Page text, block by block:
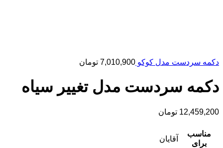
دکمه سردست مدل کوکو 7,010,900 تومان
دکمه سردست مدل تغییر سیاه
12,459,200 تومان
مناسب
برای
آقایان